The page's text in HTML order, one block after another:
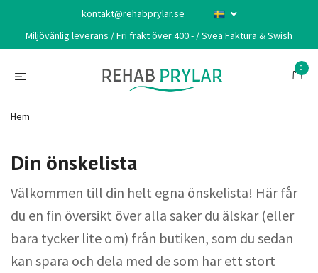
kontakt@rehabprylar.se
Miljövänlig leverans / Fri frakt över 400:- / Svea Faktura & Swish
0
Hem
Din önskelista
Välkommen till din helt egna önskelista! Här får
du en fin översikt över alla saker du älskar (eller
bara tycker lite om) från butiken, som du sedan
kan spara och dela med de som har ett stort